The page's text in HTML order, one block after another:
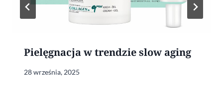
Pielęgnacja w trendzie slow aging
28 września, 2025